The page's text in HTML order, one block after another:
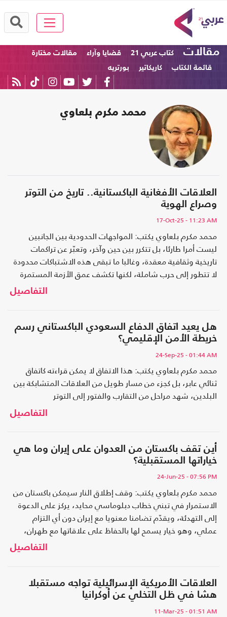
مقالات كتاب عربي 21 قضايا وآراء
مقالات مختارة
قائمة الكتاب
كاريكاتير بورتريه
محمد مكرم بلعاوي
العلاقات الأفغانية الباكستانية.. تاريخ من التوتر
وصراع الهوية
17-Oct-25 - 11:23 AM
محمد مكرم بلعاوي يكتب: المواجهات الحدودية بين الجانبين
ليست أمرا طارئا، بل تتكرر بين حين وآخر، وتعبّر عن تراكمات
تاريخية وثقافية معقدة، وغالبا ما تبقى هذه الاشتباكات محدودة
لا تتطور إلى حرب شاملة، لكنها تكشف عمق الأزمة المستمرة
التفاصيل
هل يعيد اتفاق الدفاع السعودي الباكستاني رسم
خريطة الأمن الإقليمي؟
24-Sep-25 - 01:44 AM
محمد مكرم بلعاوي يكتب: هذا الاتفاق لا يمكن قراءته كاتفاق
ثنائي عابر، بل كجزء من مسار طويل من العلاقات المتشابكة بين
البلدين، شهد مراحل من التقارب والفتور إلى التوتر
التفاصيل
أين تقف باكستان من العدوان على إيران وما هي
خياراتها المستقبلية؟
24-Jun-25 - 07:56 PM
محمد مكرم بلعاوي يكتب: وقف إطلاق النار سيمكن باكستان من
الاستمرار في تبني خطاب دبلوماسي محايد، يركز على الدعوة
إلى التهدئة، ويقدّم تضامنا معنويا مع إيران دون أي التزام
عملي، وهو خيار يسمح لها بالحفاظ على علاقاتها مع طهران،
دون الإضرار بعلاقاتها الاستراتيجية مع الخليج أو استفزاز
واشنطن، وسيمكن باكستان من التعامل مع هذا التصعيد على
الخطوط الحمراء الدولية والخليجية، في سياسة تُراعي الداخل
والخارج، وتحاول تجنب إشعال أي جبهة إضافية في بيئة إقليمية
شديدة الاشتعال
التفاصيل
العلاقات الأمريكية الإسرائيلية تواجه مستقبلا
هشا في ظل التخلي عن أوكرانيا
11-Mar-25 - 01:51 AM